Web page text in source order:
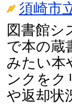
須崎市
図書館シ
で本の蔵
みたい本
ンクをク
や返却状